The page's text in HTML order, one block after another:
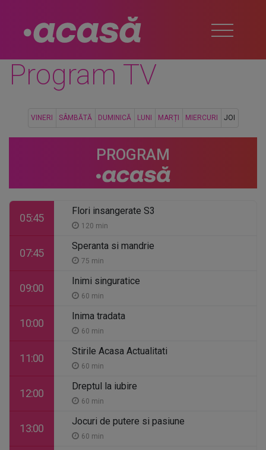
Program TV
VINERI SÂMBĂTĂ DUMINICĂ LUNI MARȚI MIERCURI JOI
PROGRAM
05:45
Flori insangerate S3
120 min
07:45
Speranta si mandrie
75 min
09:00
Inimi singuratice
60 min
10:00
Inima tradata
60 min
11:00
Stirile Acasa Actualitati
60 min
12:00
Dreptul la iubire
60 min
13:00
Jocuri de putere si pasiune
60 min